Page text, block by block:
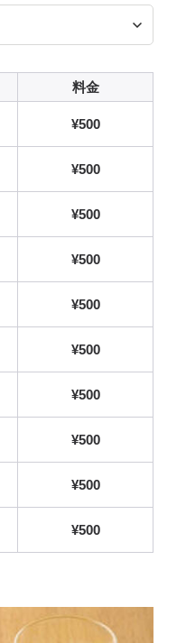
料金
¥500
¥500
¥500
¥500
¥500
¥500
¥500
¥500
¥500
¥500